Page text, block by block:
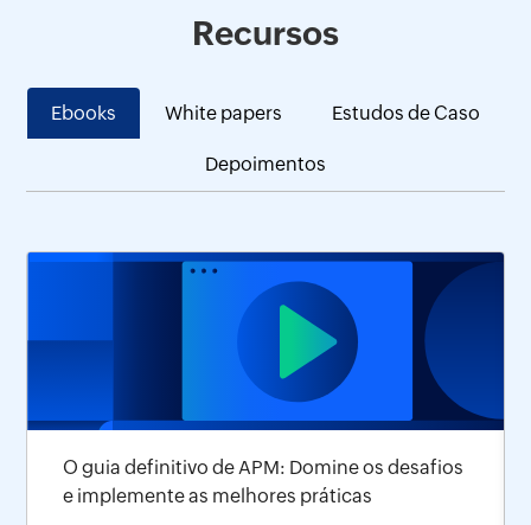
Recursos
Ebooks White papers Estudos de Caso
Depoimentos
O guia definitivo de APM: Domine os desafios
e implemente as melhores práticas